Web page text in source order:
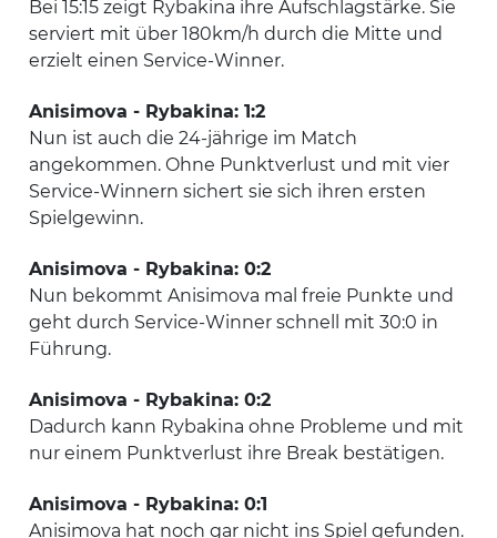
Bei 15:15 zeigt Rybakina ihre Aufschlagstärke. Sie
serviert mit über 180km/h durch die Mitte und
erzielt einen Service-Winner.
Anisimova - Rybakina: 1:2
Nun ist auch die 24-jährige im Match
angekommen. Ohne Punktverlust und mit vier
Service-Winnern sichert sie sich ihren ersten
Spielgewinn.
Anisimova - Rybakina: 0:2
Nun bekommt Anisimova mal freie Punkte und
geht durch Service-Winner schnell mit 30:0 in
Führung.
Anisimova - Rybakina: 0:2
Dadurch kann Rybakina ohne Probleme und mit
nur einem Punktverlust ihre Break bestätigen.
Anisimova - Rybakina: 0:1
Anisimova hat noch gar nicht ins Spiel gefunden.